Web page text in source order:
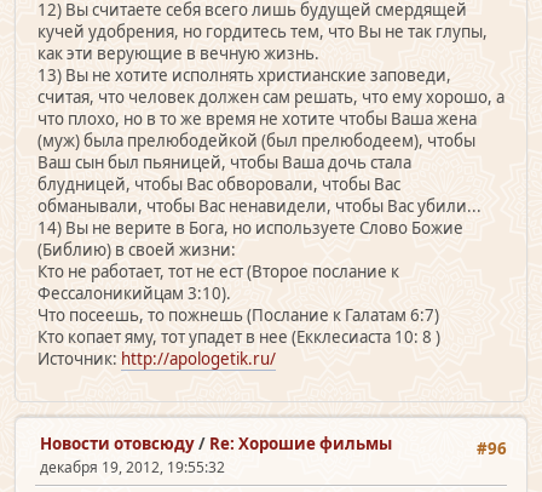
12) Вы считаете себя всего лишь будущей смердящей
кучей удобрения, но гордитесь тем, что Вы не так глупы,
как эти верующие в вечную жизнь.
13) Вы не хотите исполнять христианские заповеди,
считая, что человек должен сам решать, что ему хорошо, а
что плохо, но в то же время не хотите чтобы Ваша жена
(муж) была прелюбодейкой (был прелюбодеем), чтобы
Ваш сын был пьяницей, чтобы Ваша дочь стала
блудницей, чтобы Вас обворовали, чтобы Вас
обманывали, чтобы Вас ненавидели, чтобы Вас убили...
14) Вы не верите в Бога, но используете Слово Божие
(Библию) в своей жизни:
Кто не работает, тот не ест (Второе послание к
Фессалоникийцам 3:10).
Что посеешь, то пожнешь (Послание к Галатам 6:7)
Кто копает яму, тот упадет в нее (Екклесиаста 10: 8 )
Источник: http://apologetik.ru/
#96
Новости отовсюду/ Re: Хорошие фильмы
декабря 19, 2012, 19:55:32